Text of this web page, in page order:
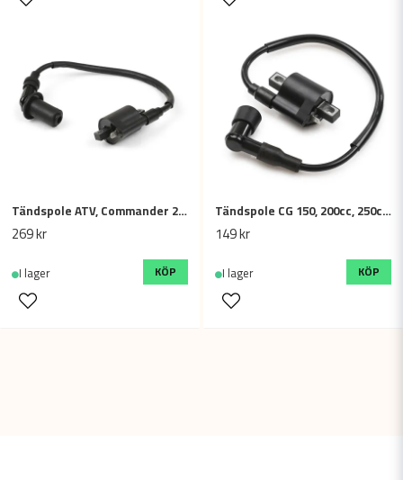
Tändspole ATV, Commander 200cc GY6
269 kr
I lager KÖP
Tändspole CG 150, 200cc, 250cc ATV / Dirtbike
149 kr
I lager KÖP